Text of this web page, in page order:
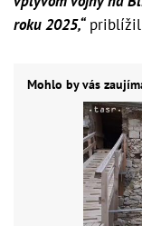
roku 2025,“priblížil
Mohlo by vás